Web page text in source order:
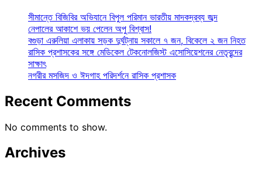
সীমান্তে বিজিবির অভিযানে বিপুল পরিমান ভারতীয় মাদকদ্রব্য জব্দ
নেপালের আকাশে ভয় পেলেন অপু বিশ্বাস!
বগুড়া এরুলিয়া এলাকায় সড়ক দুর্ঘট্নায় সকালে ৭ জন, বিকেলে ২ জন নিহত
রাসিক প্রশাসকের সঙ্গে মেডিকেল টেকনোলজিস্ট এসোসিয়েশনের নেতৃবৃন্দের
সাক্ষাৎ
নগরীর মসজিদ ও ঈদগাহ পরিদর্শনে রাসিক প্রশাসক
Recent Comments
No comments to show.
Archives